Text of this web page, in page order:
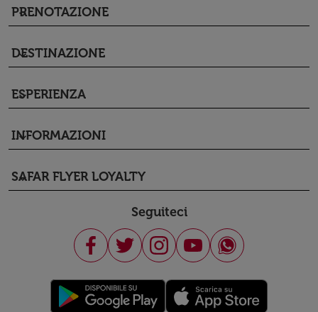
PRENOTAZIONE
keyboard_arrow_down
DESTINAZIONE
keyboard_arrow_down
ESPERIENZA
keyboard_arrow_down
INFORMAZIONI
keyboard_arrow_down
SAFAR FLYER LOYALTY
keyboard_arrow_down
Seguiteci